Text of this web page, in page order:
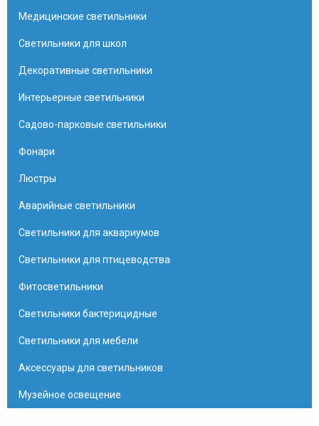
Медицинские светильники
Светильники для школ
Декоративные светильники
Интерьерные светильники
Садово-парковые светильники
Фонари
Люстры
Аварийные светильники
Светильники для аквариумов
Светильники для птицеводства
Фитосветильники
Светильники бактерицидные
Светильники для мебели
Аксессуары для светильников
Музейное освещение